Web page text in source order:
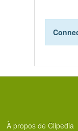
À propos de Clipedia